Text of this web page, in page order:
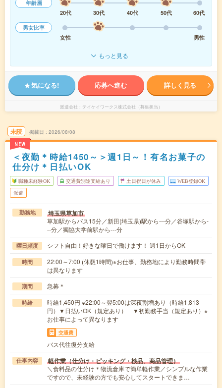
年齢層
20代
30代 40代 50代
60代
男女比率
女性
男性
もっと見る
気になる! 応募へ進む 詳しく見る
派遣会社 テイケイワークス株式会社（募集担当）
未読
NEW
掲載日 2026/08/08
＜夜勤＊時給1450～＞週1日～！有名お菓子の
仕分け＊日払いOK
職種未経験OK 交通費別途支給あり 土日祝日が休み WEB登録OK
派遣
勤務地 埼玉県草加市
草加駅からバス15分／新田(埼玉県)駅から---分／谷塚駅から-
--分／獨協大学前駅から---分
曜日頻度 シフト自由！好きな曜日で働けます！ 週1日からOK
時間
22:00～7:00 (休憩1時間)※お仕事、勤務地により勤務時間帯
は異なります
期間 急募＊
時給
時給1,450円 ※22:00～翌5:00は深夜割増あり（時給1,813
円）▼日払いOK（規定あり） ▼初勤務手当（規定あり）※
お仕事によって異なります
交通費
バス代往復分支給
仕事内容 軽作業（仕分け・ピッキング・検品、商品管理）
＼食料品の仕分け＊物流倉庫で簡単軽作業／シンプルな作業
ですので、未経験の方でも安心してスタートできま…